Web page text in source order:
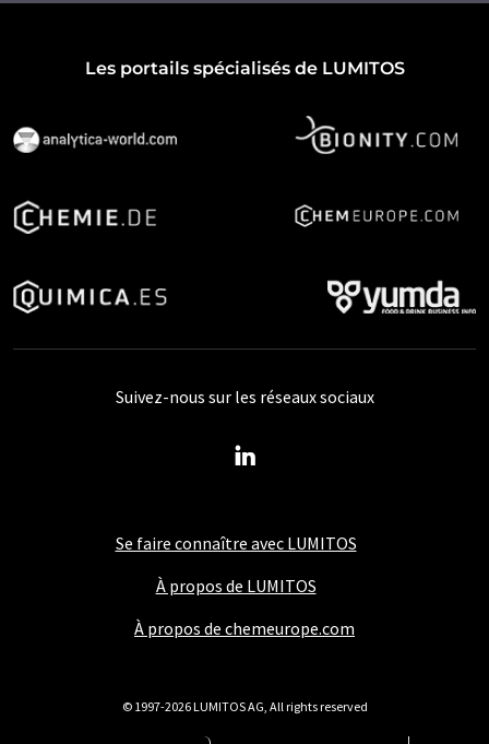
Les portails spécialisés de LUMITOS
Se faire connaître avec LUMITOS
À propos de LUMITOS
À propos de chemeurope.com
Suivez-nous sur les réseaux sociaux
© 1997-2026 LUMITOS AG, All rights reserved